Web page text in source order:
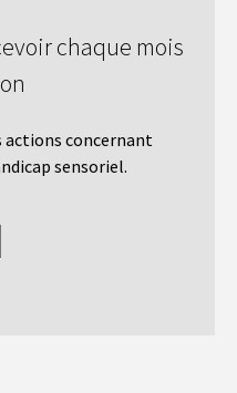
chaque mois
concernant
sensoriel.